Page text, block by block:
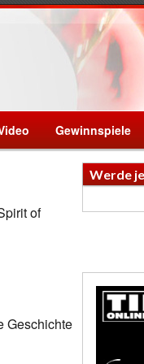
Gewinnspiele
of
Geschichte
Werde